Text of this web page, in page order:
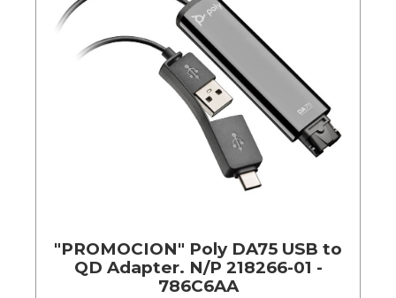
"PROMOCION" Poly DA75 USB to
QD Adapter. N/P 218266-01 -
786C6AA